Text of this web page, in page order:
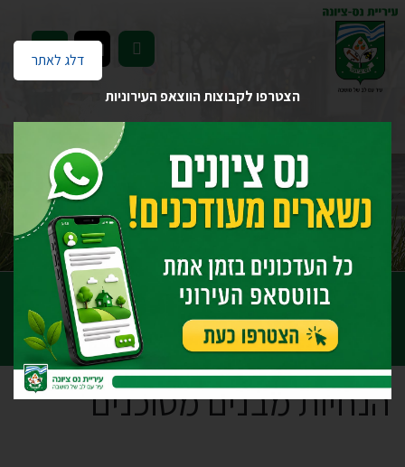
הצטרפו לקבוצות הווצאפ העירוניות
דלג לאתר EN
יחידות העירייה הנדסה הנחיות מבנים מסוכנים
הנחיות מבנים מסוכנים
הנחיות מבנים מסוכנים